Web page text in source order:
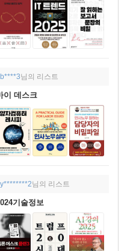
b****3님의 리스트
이 데스크
y********2님의 리스트
기술정보